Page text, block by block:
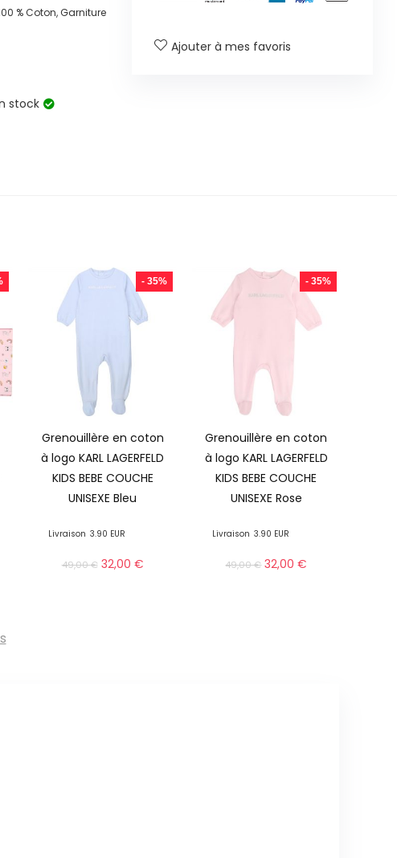
% Coton, Garniture
stock
Ajouter à mes favoris
- 35%
Grenouillère en coton
à logo KARL LAGERFELD
KIDS BEBE COUCHE
UNISEXE Bleu
Livraison 3.90 EUR
49,00€ 32,00 €
- 35%
Grenouillère en coton
à logo KARL LAGERFELD
KIDS BEBE COUCHE
UNISEXE Rose
Livraison 3.90 EUR
49,00€ 32,00€